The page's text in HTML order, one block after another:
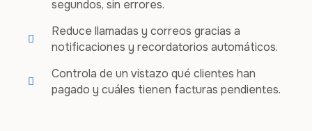
segundos, sin errores.
Reduce llamadas y correos gracias a
notificaciones y recordatorios automáticos.
Controla de un vistazo qué clientes han
pagado y cuáles tienen facturas pendientes.